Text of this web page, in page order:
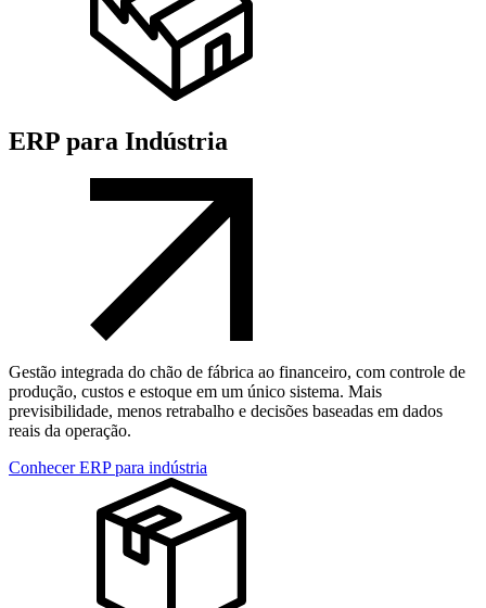
ERP para Indústria
Gestão integrada do chão de fábrica ao financeiro, com controle de
produção, custos e estoque em um único sistema. Mais
previsibilidade, menos retrabalho e decisões baseadas em dados
reais da operação.
Conhecer ERP para indústria